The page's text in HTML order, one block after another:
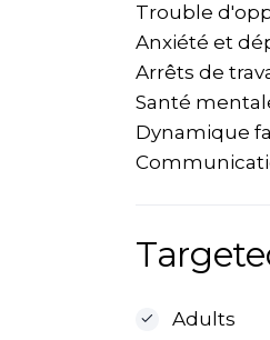
Trouble
Anxiété et
Arrêts de
Santé
Dynamique
Adults